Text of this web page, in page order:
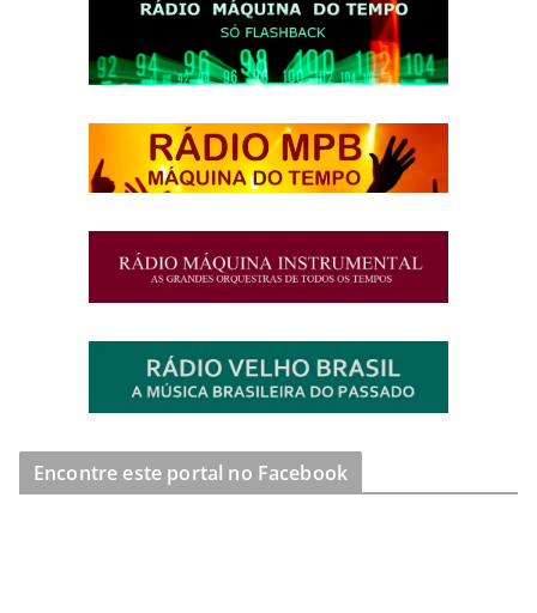
Encontre este portal no Facebook